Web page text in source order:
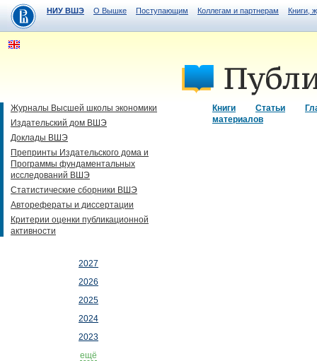
НИУ ВШЭ О Вышке Поступающим Коллегам и партнерам Книги,
Книги Статьи
материалов
Журналы Высшей школы экономики
Издательский дом ВШЭ
Доклады ВШЭ
Препринты Издательского дома и
Программы фундаментальных
исследований ВШЭ
Статистические сборники ВШЭ
Авторефераты и диссертации
Критерии оценки публикационной
активности
2027
2026
2025
2024
2023
ещё